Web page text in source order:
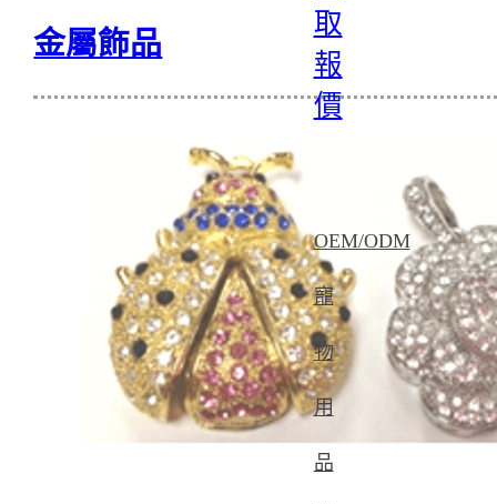
取
報
價
OEM/ODM
寵
物
用
品
金屬飾品